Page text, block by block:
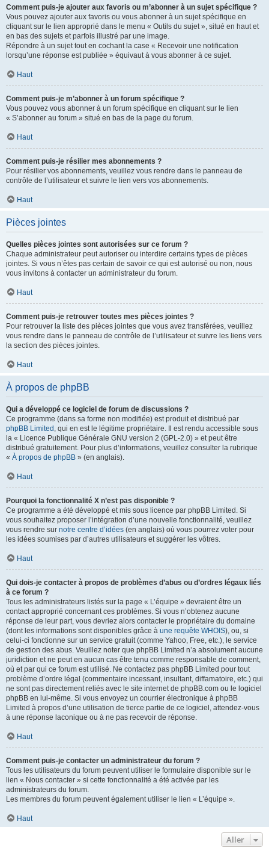
Comment puis-je ajouter aux favoris ou m’abonner à un sujet spécifique ?
Vous pouvez ajouter aux favoris ou vous abonner à un sujet spécifique en
cliquant sur le lien approprié dans le menu « Outils du sujet », situé en haut et
en bas des sujets et parfois illustré par une image.
Répondre à un sujet tout en cochant la case « Recevoir une notification
lorsqu’une réponse est publiée » équivaut à vous abonner à ce sujet.
Haut
Comment puis-je m’abonner à un forum spécifique ?
Vous pouvez vous abonner à un forum spécifique en cliquant sur le lien
« S’abonner au forum » situé en bas de la page du forum.
Haut
Comment puis-je résilier mes abonnements ?
Pour résilier vos abonnements, veuillez vous rendre dans le panneau de
contrôle de l’utilisateur et suivre le lien vers vos abonnements.
Haut
Pièces jointes
Quelles pièces jointes sont autorisées sur ce forum ?
Chaque administrateur peut autoriser ou interdire certains types de pièces
jointes. Si vous n’êtes pas certain de savoir ce qui est autorisé ou non, nous
vous invitons à contacter un administrateur du forum.
Haut
Comment puis-je retrouver toutes mes pièces jointes ?
Pour retrouver la liste des pièces jointes que vous avez transférées, veuillez
vous rendre dans le panneau de contrôle de l’utilisateur et suivre les liens vers
la section des pièces jointes.
Haut
À propos de phpBB
Qui a développé ce logiciel de forum de discussions ?
Ce programme (dans sa forme non modifiée) est produit et distribué par
phpBB Limited , qui en est le légitime propriétaire. Il est rendu accessible sous
la « Licence Publique Générale GNU version 2 (GPL-2.0) » et peut être
distribué gratuitement. Pour plus d’informations, veuillez consulter la rubrique
« À propos de phpBB » (en anglais).
Haut
Pourquoi la fonctionnalité X n’est pas disponible ?
Ce programme a été développé et mis sous licence par phpBB Limited. Si
vous souhaitez proposer l’intégration d’une nouvelle fonctionnalité, veuillez
vous rendre sur notre centre d’idées (en anglais) où vous pourrez voter pour
les idées soumises par d’autres utilisateurs et suggérer les vôtres.
Haut
Qui dois-je contacter à propos de problèmes d’abus ou d’ordres légaux liés
à ce forum ?
Tous les administrateurs listés sur la page « L’équipe » devraient être un
contact approprié concernant ces problèmes. Si vous n’obtenez aucune
réponse de leur part, vous devriez alors contacter le propriétaire du domaine
(dont les informations sont disponibles grâce à une requête WHOIS), ou, si
celui-ci fonctionne sur un service gratuit (comme Yahoo, Free, etc.), le service
de gestion des abus. Veuillez noter que phpBB Limited n’a absolument aucune
juridiction et ne peut en aucun cas être tenu comme responsable de comment,
où et par qui ce forum est utilisé. Ne contactez pas phpBB Limited pour tout
problème d’ordre légal (commentaire incessant, insultant, diffamatoire, etc.) qui
ne sont pas directement reliés avec le site internet de phpBB.com ou le logiciel
phpBB en lui-même. Si vous envoyez un courrier électronique à phpBB
Limited à propos d’une utilisation de tierce partie de ce logiciel, attendez-vous
à une réponse laconique ou à ne pas recevoir de réponse.
Haut
Comment puis-je contacter un administrateur du forum ?
Tous les utilisateurs du forum peuvent utiliser le formulaire disponible sur le
lien « Nous contacter » si cette fonctionnalité a été activée par les
administrateurs du forum.
Les membres du forum peuvent également utiliser le lien « L’équipe ».
Haut
Aller